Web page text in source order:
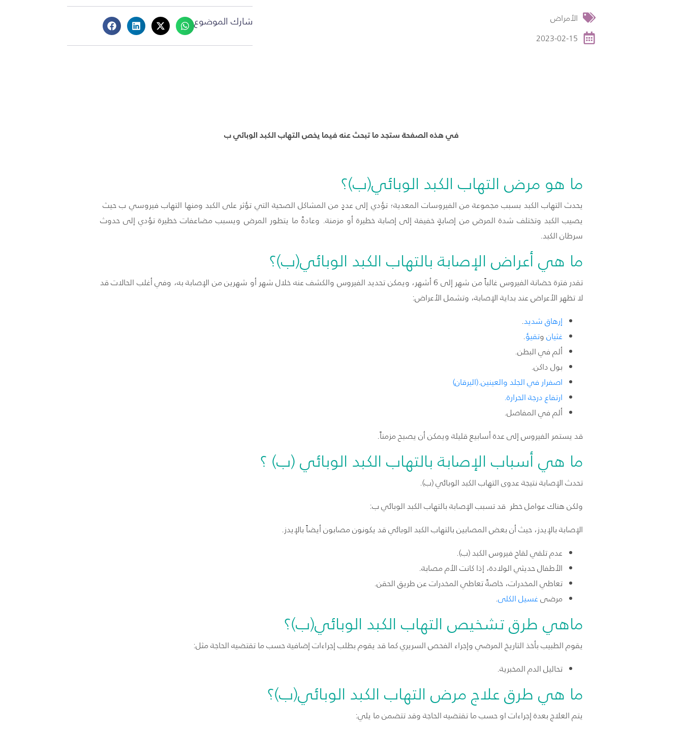
الأمراض
2023-02-15
شارك الموضوع
في هذه الصفحة ستجد ما تبحث عنه فيما يخص التهاب الكبد الوبائي ب
ما هو مرض التهاب الكبد الوبائي(ب)؟
يحدث التهاب الكبد بسبب مجموعة من الفيروسات المعدية؛ تؤدي إلى عددٍ من المشاكل الصحية التي تؤثر على الكبد ومنها التهاب فيروسي ب حيث
يصيب الكبد وتختلف شدة المرض من إصابةٍ خفيفة إلى إصابة خطيرة أو مزمنة. وعادةً ما يتطور المرض ويسبب مضاعفات خطيرة تؤدي إلى حدوث
سرطان الكبد.
ما هي أعراض الإصابة بالتهاب الكبد الوبائي(ب)؟
تقدر فترة حضانة الفيروس غالباً من شهر إلى 6 أشهر، ويمكن تحديد الفيروس والكشف عنه خلال شهر أو شهرين من الإصابة به، وفي أغلب الحالات قد
لا تظهر الأعراض عند بداية الإصابة، وتشمل الأعراض:
إرهاق شديد.
غثيان وتقيؤ.
ألم في البطن.
بول داكن.
اصفرار في الجلد والعينين.(اليرقان)
ارتفاع درجة الحرارة.
ألم في المفاصل.
قد يستمر الفيروس إلى عدة أسابيع قليلة ويمكن أن يصبح مزمناً.
ما هي أسباب الإصابة بالتهاب الكبد الوبائي (ب) ؟
تحدث الإصابة نتيجة عدوى التهاب الكبد الوبائي (ب).
ولكن هناك عوامل خطر قد تسبب الإصابة بالتهاب الكبد الوبائي ب:
الإصابة بالإيدز، حيث أن بعض المصابين بالتهاب الكبد الوبائي قد يكونون مصابون أيضاً بالإيدز.
عدم تلقي لقاح فيروس الكبد (ب).
الأطفال حديثي الولادة، إذا كانت الأم مصابة.
تعاطي المخدرات، خاصةً تعاطي المخدرات عن طريق الحقن.
مرضى غسيل الكلى.
ماهي طرق تشخيص التهاب الكبد الوبائي(ب)؟
يقوم الطبيب بأخذ التاريخ المرضي وإجراء الفحص السريري كما قد يقوم بطلب إجراءات إضافية حسب ما تقتضيه الحاجة مثل:
تحاليل الدم المخبرية.
ما هي طرق علاج مرض التهاب الكبد الوبائي(ب)؟
يتم العلاج بعدة إجراءات او حسب ما تقتضيه الحاجة وقد تتضمن ما يلي: